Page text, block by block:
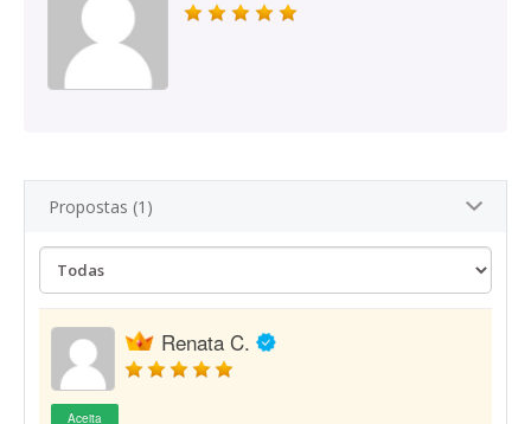
Propostas (1)
Renata C.
Aceita